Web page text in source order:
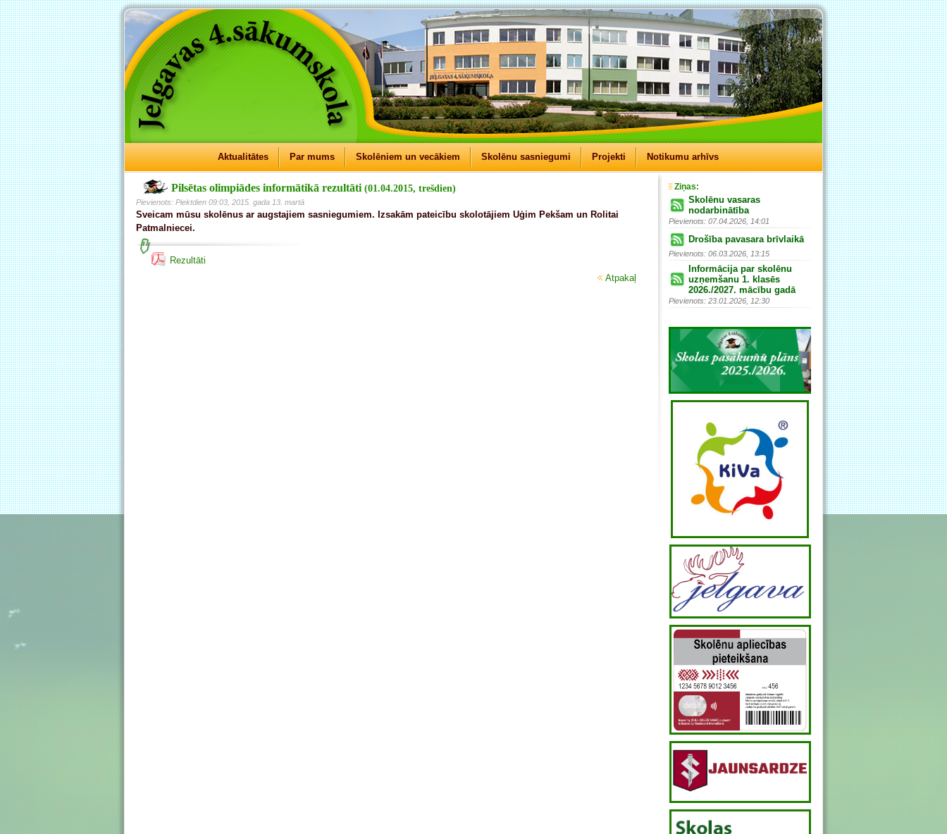
Aktualitātes Par mums Skolēniem un vecākiem Skolēnu sasniegumi Projekti Notikumu arhīvs
Pilsētas olimpiādes informātikā rezultāti(01.04.2015, trešdien)
Pievienots: Piektdien 09:03, 2015. gada 13. martā
Sveicam mūsu skolēnus ar augstajiem sasniegumiem. Izsakām pateicību skolotājiem Uģim Pekšam un Rolitai
Patmalniecei.
Rezultāti
Atpakaļ
Ziņas:
Skolēnu vasaras
nodarbinātība
Pievienots: 07.04.2026, 14:01
Drošība pavasara brīvlaikā
Pievienots: 06.03.2026, 13:15
Informācija par skolēnu
uzņemšanu 1. klasēs
2026./2027. mācību gadā
Pievienots: 23.01.2026, 12:30